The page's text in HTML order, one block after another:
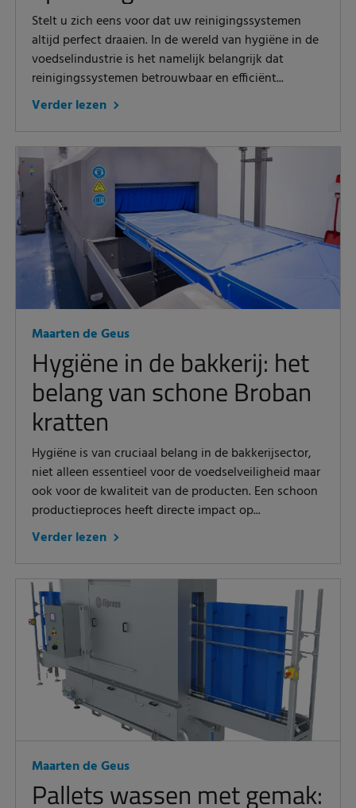
Stelt u zich eens voor dat uw reinigingssystemen
altijd perfect draaien. In de wereld van hygiëne in de
voedselindustrie is het namelijk belangrijk dat
reinigingssystemen betrouwbaar en efficiënt...
Verder lezen
Maarten de Geus
Hygiëne in de bakkerij: het
belang van schone Broban
kratten
Hygiëne is van cruciaal belang in de bakkerijsector,
niet alleen essentieel voor de voedselveiligheid maar
ook voor de kwaliteit van de producten. Een schoon
productieproces heeft directe impact op...
Verder lezen
Maarten de Geus
Pallets wassen met gemak: